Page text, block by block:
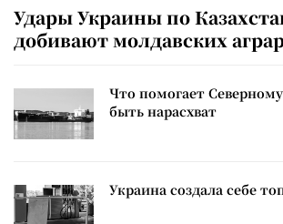
Удары Украины по
добивают молдавских
Что помогает
быть нарасхват
Украина создала себе